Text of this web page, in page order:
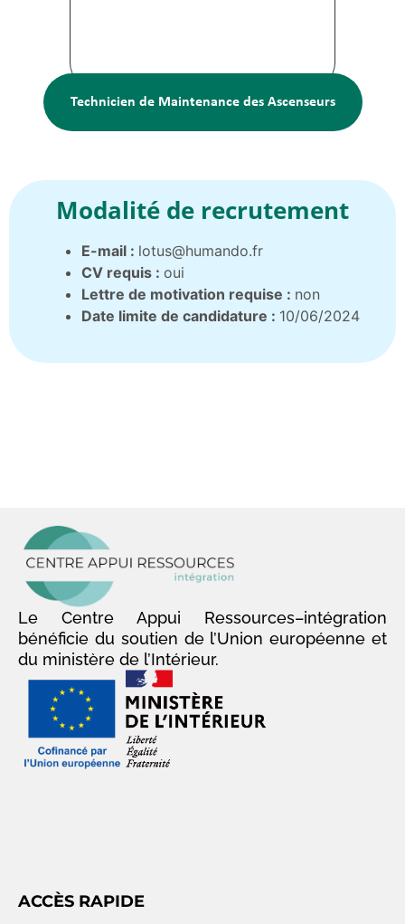
Technicien de Maintenance des Ascenseurs
Modalité de recrutement
E-mail : lotus@humando.fr
CV requis : oui
Lettre de motivation requise : non
Date limite de candidature : 10/06/2024
Le Centre Appui Ressources–intégration
bénéficie du soutien de l’Union européenne et
du ministère de l’Intérieur.
ACCÈS RAPIDE